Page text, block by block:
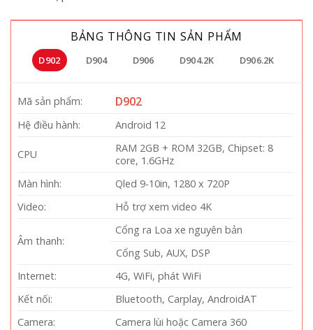
BẢNG THÔNG TIN SẢN PHẨM
D902 D904 D906 D904.2K D906.2K
Mã sản phẩm: D902
Hệ điều hành: Android 12
CPU
RAM 2GB + ROM 32GB, Chipset: 8
core, 1.6GHz
Màn hình:
Qled 9-10in, 1280 x 720P
Video:
Hỗ trợ xem video 4K
Âm thanh:
Cổng ra Loa xe nguyên bản
Cổng Sub, AUX, DSP
Internet:
4G, WiFi, phát WiFi
Kết nối:
Bluetooth, Carplay, AndroidAT
Camera:
Camera lùi hoặc Camera 360